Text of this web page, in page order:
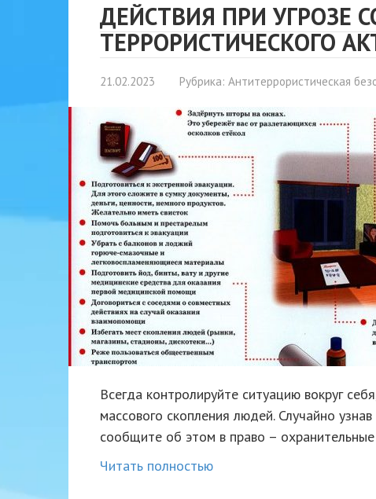
ДЕЙСТВИЯ ПРИ УГРОЗЕ
ТЕРРОРИСТИЧЕСКОГО
21.02.2023 Рубрика: Антитеррористическая
Всегда контролируйте ситуацию вокруг
массового скопления людей. Случайно
сообщите об этом в право –
Читать полностью